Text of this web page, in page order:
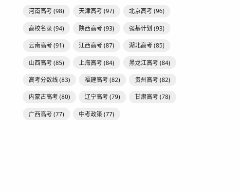
河南高考(98) 天津高考(97) 北京高考(96)
高校名录(94) 陕西高考(93) 强基计划(93)
云南高考(91) 江西高考(87) 湖北高考(85)
山西高考(85) 上海高考(84) 黑龙江高考(84)
高考分数线(83) 福建高考(82) 贵州高考(82)
内蒙古高考(80) 辽宁高考(79) 甘肃高考(78)
广西高考(77) 中考政策(77)